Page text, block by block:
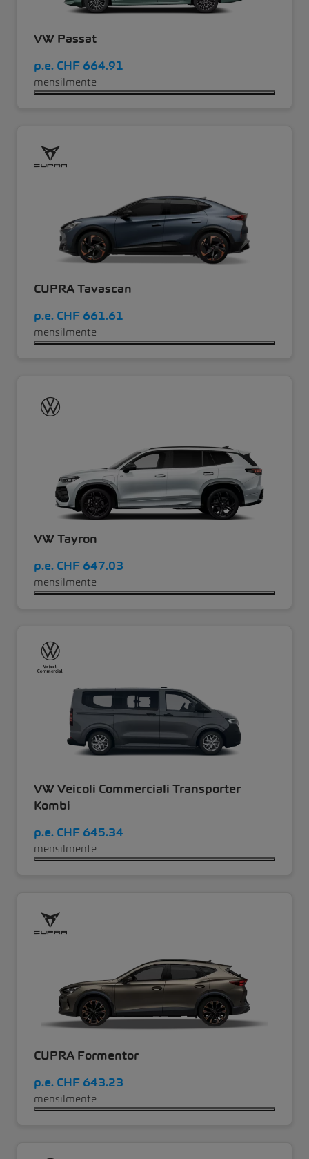
VW Passat
p.e. CHF 664.91
mensilmente
CUPRA Tavascan
p.e. CHF 661.61
mensilmente
VW Tayron
p.e. CHF 647.03
mensilmente
VW Veicoli Commerciali Transporter
Kombi
p.e. CHF 645.34
mensilmente
CUPRA Formentor
p.e. CHF 643.23
mensilmente